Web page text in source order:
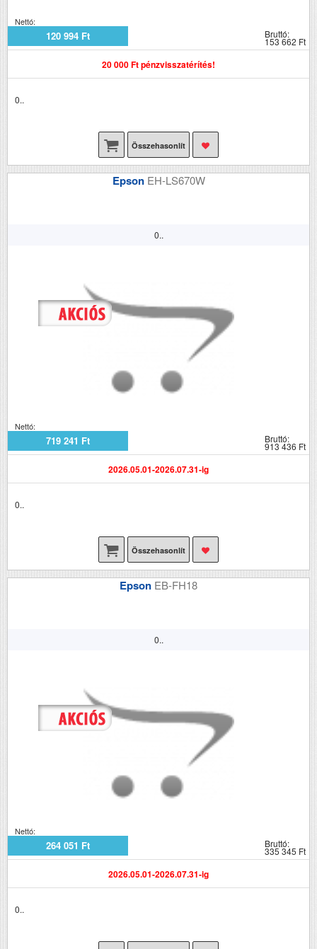
Nettó:
120 994 Ft Bruttó:
153 662 Ft
20 000 Ft pénzvisszatérítés!
0..
Összehasonlít
Epson EH-LS670W
0..
Nettó:
719 241 Ft Bruttó:
913 436 Ft
2026.05.01-2026.07.31-ig
0..
Összehasonlít
Epson EB-FH18
0..
Nettó:
264 051 Ft Bruttó:
335 345 Ft
2026.05.01-2026.07.31-ig
0..